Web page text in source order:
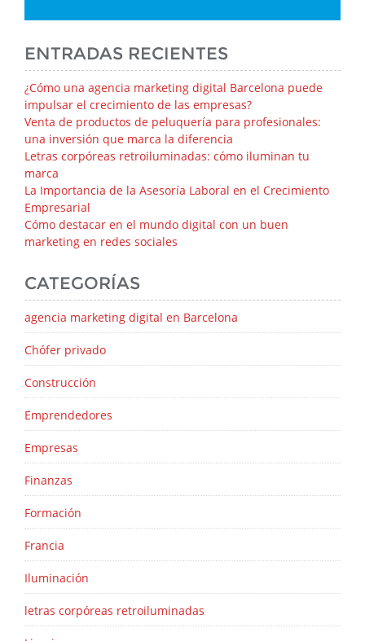
ENTRADAS RECIENTES
¿Cómo una agencia marketing digital Barcelona puede
impulsar el crecimiento de las empresas?
Venta de productos de peluquería para profesionales:
una inversión que marca la diferencia
Letras corpóreas retroiluminadas: cómo iluminan tu
marca
La Importancia de la Asesoría Laboral en el Crecimiento
Empresarial
Cómo destacar en el mundo digital con un buen
marketing en redes sociales
CATEGORÍAS
agencia marketing digital en Barcelona
Chófer privado
Construcción
Emprendedores
Empresas
Finanzas
Formación
Francia
Iluminación
letras corpóreas retroiluminadas